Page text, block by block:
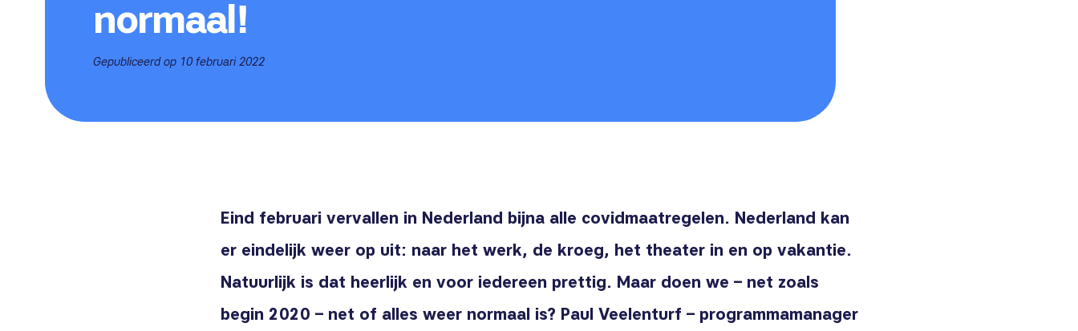
normaal!
Gepubliceerd op 10 februari 2022
Eind februari vervallen in Nederland bijna alle covidmaatregelen. Nederland kan
er eindelijk weer op uit: naar het werk, de kroeg, het theater in en op vakantie.
Natuurlijk is dat heerlijk en voor iedereen prettig. Maar doen we – net zoals
begin 2020 – net of alles weer normaal is? Paul Veelenturf – programmamanager